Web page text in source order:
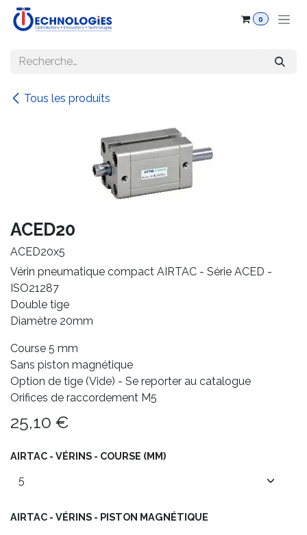
Se rendre au contenu
0
Tous les produits
ACED20
ACED20x5
Vérin pneumatique compact AIRTAC - Série ACED -
ISO21287
Double tige
Diamètre 20mm
Course 5 mm
Sans piston magnétique
Option de tige (Vide) - Se reporter au catalogue
Orifices de raccordement M5
25,10 €
AIRTAC - VÉRINS - COURSE (MM)
AIRTAC - VÉRINS - PISTON MAGNÉTIQUE